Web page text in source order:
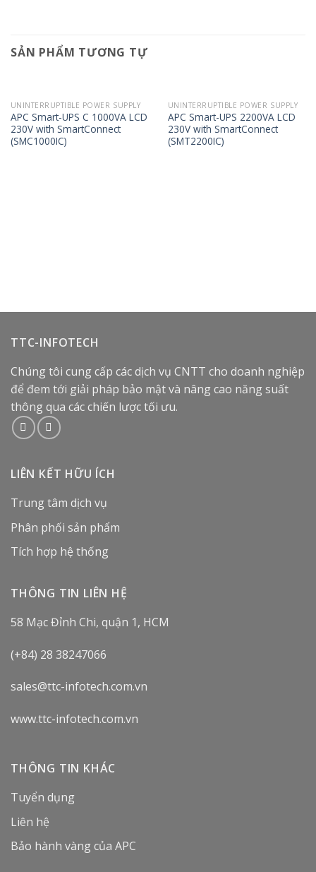
SẢN PHẨM TƯƠNG TỰ
UNINTERRUPTIBLE POWER SUPPLY
APC Smart-UPS C 1000VA LCD
230V with SmartConnect
(SMC1000IC)
UNINTERRUPTIBLE POWER SUPPLY
APC Smart-UPS 2200VA LCD
230V with SmartConnect
(SMT2200IC)
TTC-INFOTECH
Chúng tôi cung cấp các dịch vụ CNTT cho doanh nghiệp
để đem tới giải pháp bảo mật và nâng cao năng suất
thông qua các chiến lược tối ưu.
LIÊN KẾT HỮU ÍCH
Trung tâm dịch vụ
Phân phối sản phẩm
Tích hợp hệ thống
THÔNG TIN LIÊN HỆ
58 Mạc Đỉnh Chi, quận 1, HCM
(+84) 28 38247066
sales@ttc-infotech.com.vn
www.ttc-infotech.com.vn
THÔNG TIN KHÁC
Tuyển dụng
Liên hệ
Bảo hành vàng của APC